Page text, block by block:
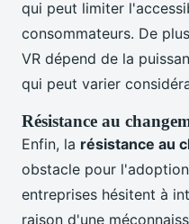
qui peut limiter
consommateurs. De
VR dépend de la
qui peut varier
Résistance au
Enfin, la résistance au
obstacle pour
entreprises hésitent à
raison d'une